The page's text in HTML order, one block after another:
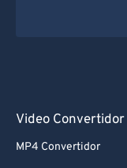
Video Convertidor
MP4 Convertidor